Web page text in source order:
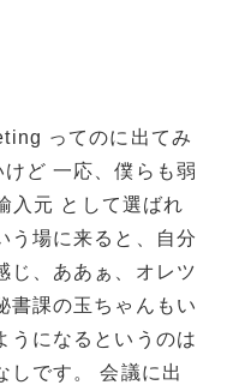
ってのに出てみ
ど 一応、僕らも弱
入元 として選ばれ
う場に来ると、自分
じ、ああぁ、オレツ
書課の玉ちゃんもい
うになるというのは
しです。 会議に出